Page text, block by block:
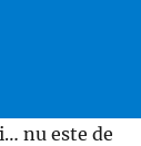
nu este de